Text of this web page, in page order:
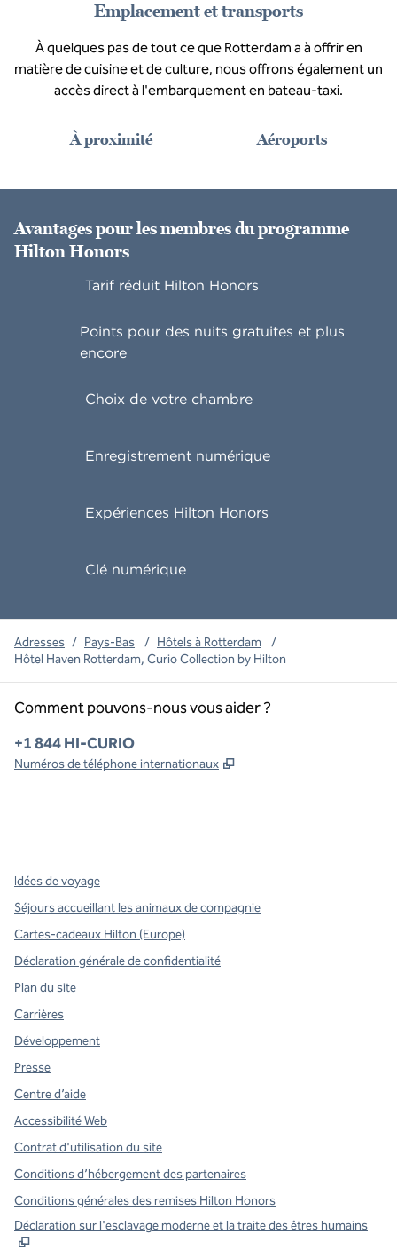
Emplacement et transports
À quelques pas de tout ce que Rotterdam a à offrir en
matière de cuisine et de culture, nous offrons également un
accès direct à l'embarquement en bateau-taxi.
À proximité Aéroports
Avantages pour les membres du programme
Hilton Honors
Tarif réduit Hilton Honors
Points pour des nuits gratuites et plus
encore
Choix de votre chambre
Enregistrement numérique
Expériences Hilton Honors
Clé numérique
Adresses / Pays-Bas / Hôtels à Rotterdam
/
Hôtel Haven Rotterdam, Curio Collection by Hilton
Comment pouvons-nous vous aider ?
Téléphone :
+1 844 HI-CURIO
Numéros de téléphone internationaux ,
Idées de voyage
Séjours accueillant les animaux de compagnie
Cartes-cadeaux Hilton (Europe)
Déclaration générale de confidentialité
Plan du site
Carrières
Développement
Presse
Centre d’aide
Accessibilité Web
Contrat d'utilisation du site
Conditions d’hébergement des partenaires
Conditions générales des remises Hilton Honors
Déclaration sur l'esclavage moderne et la traite des êtres humains